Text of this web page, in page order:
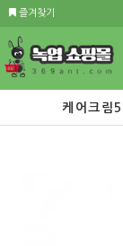
즐겨찾기
케어크림